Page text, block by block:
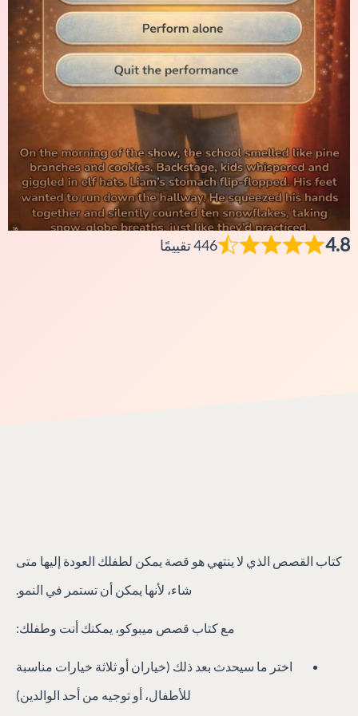
4.8 446 تقييمًا
كتاب القصص الذي لا ينتهي هو قصة يمكن لطفلك العودة إليها متى
شاء، لأنها يمكن أن تستمر في النمو.
مع كتاب قصص ميبوكو، يمكنك أنت وطفلك:
اختر ما سيحدث بعد ذلك (خياران أو ثلاثة خيارات مناسبة
للأطفال، أو توجيه من أحد الوالدين)